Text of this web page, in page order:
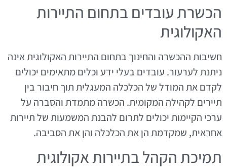
הכשרת עובדים בתחום התיירות
האקולוגית
חשיבות ההכשרה והחינוך בתחום התיירות האקולוגית אינה
ניתנת לערעור. עובדים בעלי ידע וכלים מתאימים יכולים
לקדם את המודל של הכלכלה המעגלית תוך חיבור בין
תיירים לקהילה המקומית. הכשרה מתמדת והסברה על
ערכי הקיימות יכולים לתרום להבנת המשמעות של תיירות
אחראית, שמקדמת הן את הכלכלה והן את הסביבה.
תמיכת הקהל בתיירות אקולוגית